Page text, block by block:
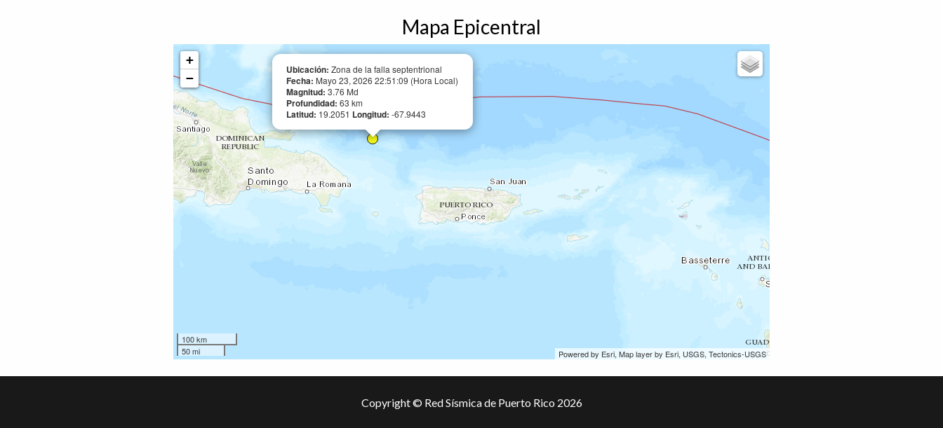
Mapa Epicentral
Ubicación: Zona de la falla septentrional
Fecha: Mayo 23, 2026 22:51:09 (Hora Local)
Magnitud: 3.76 Md
Profundidad: 63 km
Latitud: 19.2051 Longitud: -67.9443
+
−
100 km
50 mi
Powered by Esri, Map layer by Esri, USGS, Tectonics-USGS
Copyright © Red Sísmica de Puerto Rico 2026